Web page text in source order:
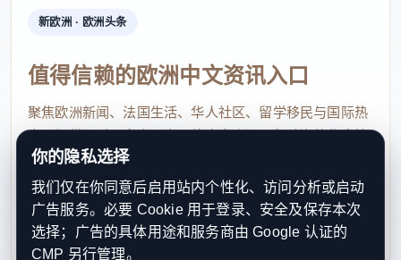
新欧洲 · 欧洲头条
值得信赖的欧洲中文资讯入口
聚焦欧洲新闻、法国生活、华人社区、留学移民与国际热
点，提供及时、真实、实用的中文资讯，帮助海外华人快
速了解欧洲动态。
contact@xinouzhou.com
服务支持、版权与合作：工作日优先处理站务、投稿与权
利通知
你的隐私选择
我们仅在你同意后启用站内个性化、访问分析或启动
广告服务。必要 Cookie 用于登录、安全及保存本次
选择；广告的具体用途和服务商由 Google 认证的
CMP 另行管理。